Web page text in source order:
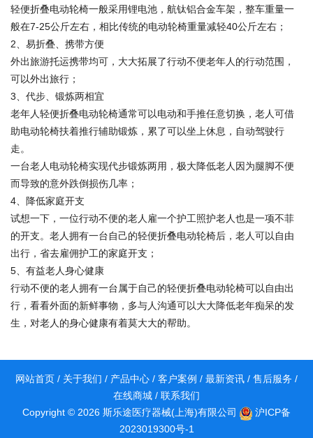
轻便折叠电动轮椅一般采用锂电池，航钛铝合金车架，整车重量一
般在7-25公斤左右，相比传统的电动轮椅重量减轻40公斤左右；
2、易折叠、携带方便
外出旅游托运携带均可，大大拓展了行动不便老年人的行动范围，
可以外出旅行；
3、代步、锻炼两相宜
老年人轻便折叠电动轮椅通常可以电动和手推任意切换，老人可借
助电动轮椅扶着推行辅助锻炼，累了可以坐上休息，自动驾驶行
走。
一台老人电动轮椅实现代步锻炼两用，极大降低老人因为腿脚不便
而导致的意外跌倒损伤几率；
4、降低家庭开支
试想一下，一位行动不便的老人雇一个护工照护老人也是一项不菲
的开支。老人拥有一台自己的轻便折叠电动轮椅后，老人可以自由
出行，省去雇佣护工的家庭开支；
5、有益老人身心健康
行动不便的老人拥有一台属于自己的轻便折叠电动轮椅可以自由出
行，看看外面的新鲜事物，多与人沟通可以大大降低老年痴呆的发
生，对老人的身心健康有着莫大大的帮助。
网站首页 / 关于我们 / 产品中心 / 客户案例 / 最新资讯 / 售后服务 /
在线商城 / 联系我们
Copyright © 2026 斯乐途医疗器械(上海)有限公司
沪ICP备
2023019300号-1